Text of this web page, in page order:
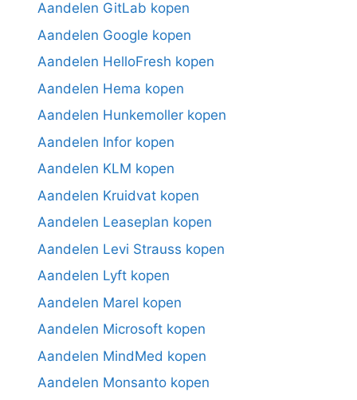
Aandelen GitLab kopen
Aandelen Google kopen
Aandelen HelloFresh kopen
Aandelen Hema kopen
Aandelen Hunkemoller kopen
Aandelen Infor kopen
Aandelen KLM kopen
Aandelen Kruidvat kopen
Aandelen Leaseplan kopen
Aandelen Levi Strauss kopen
Aandelen Lyft kopen
Aandelen Marel kopen
Aandelen Microsoft kopen
Aandelen MindMed kopen
Aandelen Monsanto kopen